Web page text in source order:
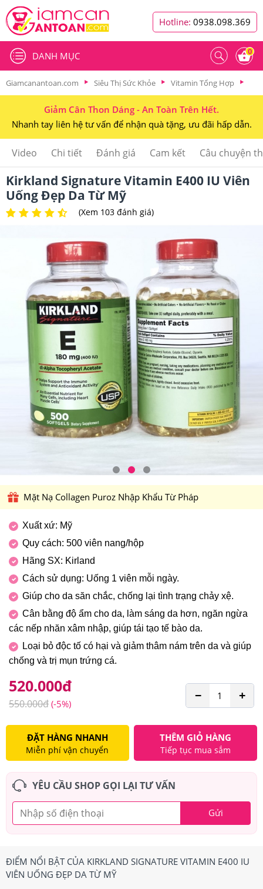
Hotline: 0938.098.369
0
DANH MỤC
Giamcanantoan.com Siêu Thị Sức Khỏe Vitamin Tổng Hợp
Giảm Cân Thon Dáng - An Toàn Trên Hết.
Nhanh tay liên hệ tư vấn để nhận quà tặng, ưu đãi hấp dẫn.
Video Chi tiết Đánh giá Cam kết Câu chuyện
Kirkland Signature Vitamin E400 IU Viên
Uống Đẹp Da Từ Mỹ
(Xem 103 đánh giá)
Mặt Nạ Collagen Puroz Nhập Khẩu Từ Pháp
Xuất xứ: Mỹ
Quy cách: 500 viên nang/hộp
Hãng SX: Kirland
Cách sử dụng: Uống 1 viên mỗi ngày.
Giúp cho da săn chắc, chống lại tình trạng chảy xệ.
Cân bằng độ ẩm cho da, làm sáng da hơn, ngăn ngừa
các nếp nhăn xâm nhập, giúp tái tạo tế bào da.
Loại bỏ độc tố có hại và giảm thâm nám trên da và giúp
chống và trị mụn trứng cá.
520.000đ
550.000đ (-5%)
+
−
THÊM GIỎ HÀNG
Tiếp tục mua sắm
ĐẶT HÀNG NHANH
Miễn phí vận chuyển
YÊU CẦU SHOP GỌI LẠI TƯ VẤN
Gửi
ĐIỂM NỔI BẬT CỦA KIRKLAND SIGNATURE VITAMIN E400 IU
VIÊN UỐNG ĐẸP DA TỪ MỸ